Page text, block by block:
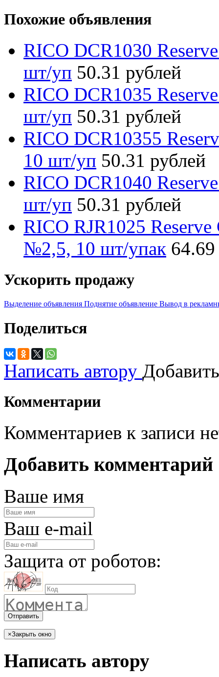
Похожие объявления
RICO DCR1030
шт/уп 50.31 рублей
RICO DCR1035
шт/уп 50.31 рублей
RICO DCR10355
10 шт/уп 50.31 рублей
RICO DCR1040
шт/уп 50.31 рублей
RICO RJR1025 Reserve
№2,5, 10 шт/упак 64.69
Ускорить продажу
Выделение объявления Поднятие объявление Вывод в
Поделиться
Написать автору
Комментарии
Комментариев к записи
Добавить комментарий
Ваше имя
Ваш e-mail
Защита от роботов:
Отправить
×Закрыть окно
Написать автору